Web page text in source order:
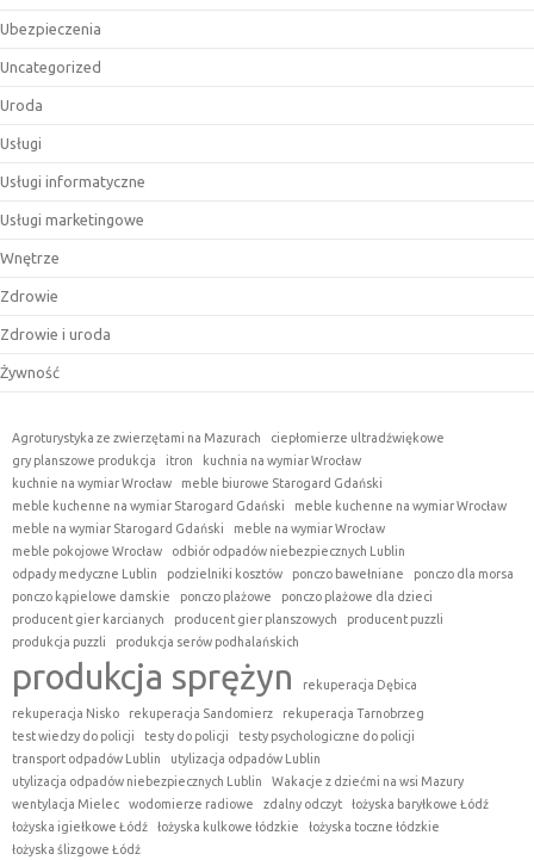
Ubezpieczenia
Uncategorized
Uroda
Usługi
Usługi informatyczne
Usługi marketingowe
Wnętrze
Zdrowie
Zdrowie i uroda
Żywność
Agroturystyka ze zwierzętami na Mazurach
ciepłomierze ultradźwiękowe
gry planszowe produkcja
itron
kuchnia na wymiar Wrocław
kuchnie na wymiar Wrocław
meble biurowe Starogard Gdański
meble kuchenne na wymiar Starogard Gdański
meble kuchenne na wymiar Wrocław
meble na wymiar Starogard Gdański
meble na wymiar Wrocław
meble pokojowe Wrocław
odbiór odpadów niebezpiecznych Lublin
odpady medyczne Lublin
podzielniki kosztów ponczo bawełniane
ponczo dla morsa
ponczo kąpielowe damskie
ponczo plażowe
ponczo plażowe dla dzieci
producent gier karcianych
producent gier planszowych
producent puzzli
produkcja puzzli
produkcja serów podhalańskich
produkcja sprężyn
rekuperacja Dębica
rekuperacja Nisko
rekuperacja Sandomierz
rekuperacja Tarnobrzeg
test wiedzy do policji
testy do policji
testy psychologiczne do policji
transport odpadów Lublin
utylizacja odpadów Lublin
utylizacja odpadów niebezpiecznych Lublin
Wakacje z dziećmi na wsi Mazury
wentylacja Mielec
wodomierze radiowe zdalny odczyt
łożyska baryłkowe Łódź
łożyska igiełkowe Łódź
łożyska kulkowe łódzkie
łożyska toczne łódzkie
łożyska ślizgowe Łódź